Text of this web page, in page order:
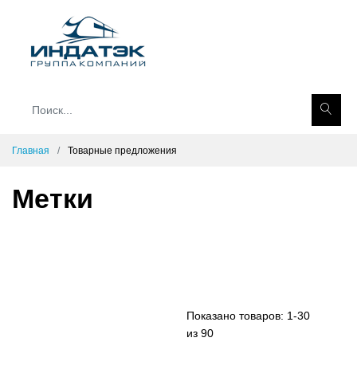
Главная Товарные предложения
Метки
Показано товаров: 1-30
из 90